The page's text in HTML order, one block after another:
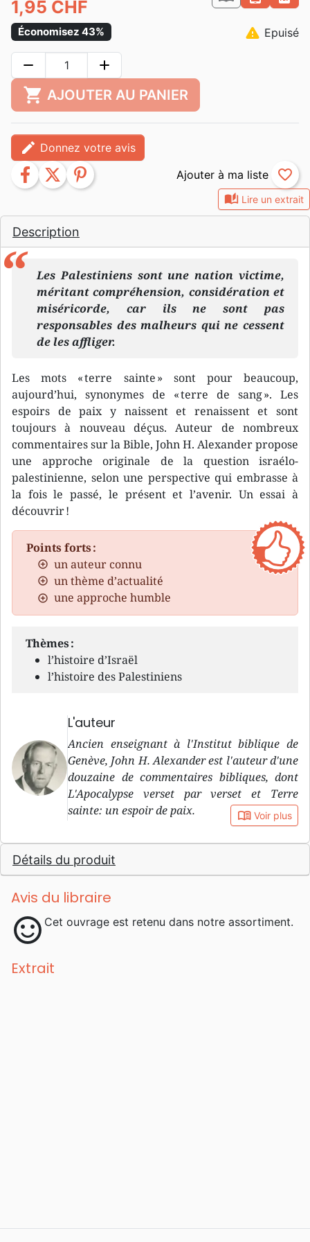
auto_stories Lire un extrait
Description
Les Palestiniens sont une nation victime,
méritant compréhension, considération et
miséricorde, car ils ne sont pas
responsables des malheurs qui ne cessent
de les affliger.
Les mots « terre sainte » sont pour beaucoup,
aujourd’hui, synonymes de « terre de sang ». Les
espoirs de paix y naissent et renaissent et sont
toujours à nouveau déçus. Auteur de nombreux
commentaires sur la Bible, John H. Alexander propose
une approche originale de la question israélo-
palestinienne, selon une perspective qui embrasse à
la fois le passé, le présent et l’avenir. Un essai à
découvrir !
Points forts :
un auteur connu
un thème d’actualité
une approche humble
Thèmes :
l’histoire d’Israël
l’histoire des Palestiniens
L'auteur
Ancien enseignant à l'Institut biblique de
Genève, John H. Alexander est l'auteur d'une
douzaine de commentaires bibliques, dont
L'Apocalypse verset par verset et Terre
sainte: un espoir de paix.
book_open Voir plus
Détails du produit
Avis du libraire
sentiment_satisfied Cet ouvrage est retenu dans notre assortiment.
Extrait
1,95 CHF
Économisez 43% warning Epuisé
remove add
shopping_cart AJOUTER AU PANIER
edit Donnez votre avis
facebook twitter pinterest favorite_border